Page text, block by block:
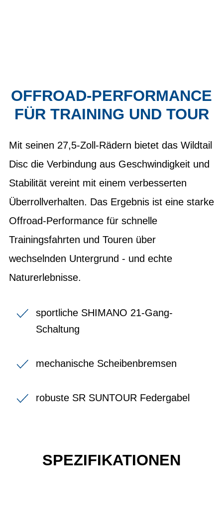
OFFROAD-PERFORMANCE
FÜR TRAINING UND TOUR
Mit seinen 27,5-Zoll-Rädern bietet das Wildtail
Disc die Verbindung aus Geschwindigkeit und
Stabilität vereint mit einem verbesserten
Überrollverhalten. Das Ergebnis ist eine starke
Offroad-Performance für schnelle
Trainingsfahrten und Touren über
wechselnden Untergrund - und echte
Naturerlebnisse.
sportliche SHIMANO 21-Gang-
Schaltung
mechanische Scheibenbremsen
robuste SR SUNTOUR Federgabel
SPEZIFIKATIONEN